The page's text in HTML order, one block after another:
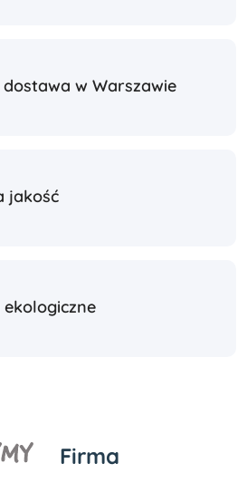
w Warszawie
jakość
Firma